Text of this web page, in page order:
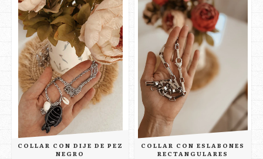
COLLAR CON DIJE DE PEZ
NEGRO
COLLAR CON ESLABONES
RECTANGULARES